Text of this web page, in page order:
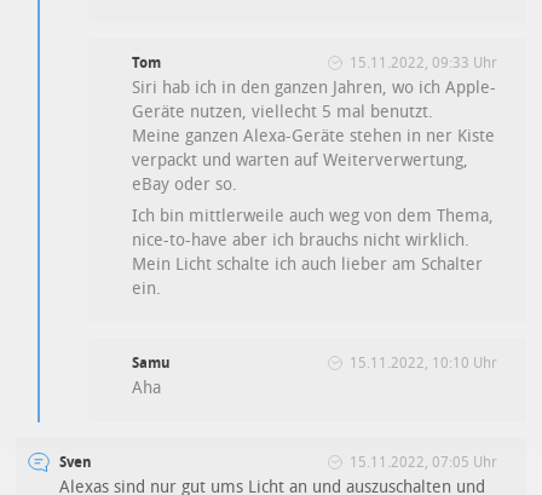
Tom 15.11.2022, 09:33 Uhr
Siri hab ich in den ganzen Jahren, wo ich Apple-
Geräte nutzen, viellecht 5 mal benutzt.
Meine ganzen Alexa-Geräte stehen in ner Kiste
verpackt und warten auf Weiterverwertung,
eBay oder so.
Ich bin mittlerweile auch weg von dem Thema,
nice-to-have aber ich brauchs nicht wirklich.
Mein Licht schalte ich auch lieber am Schalter
ein.
Samu 15.11.2022, 10:10 Uhr
Aha
Sven 15.11.2022, 07:05 Uhr
Alexas sind nur gut ums Licht an und auszuschalten und